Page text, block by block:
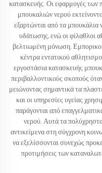
κατασκευής. Οι εφαρμογές των
μπουκαλιών νερού
εξαρτώνται από τα μπουκάλια
υδάτωσης, ενώ οι φίλαθλοι
βελτιωμένη μόνωση.
κέντρα εντατικού
εργοστάσια κατασκευής
περιβαλλοντικούς σκοπούς
μειώνοντας σημαντικά τα
και οι υπηρεσίες υγείας
παράγονται από
νερού. Αυτά τα
αντικείμενα στη σύγχρονη
να εξελίσσονται συνεχώς
προτιμήσεις των